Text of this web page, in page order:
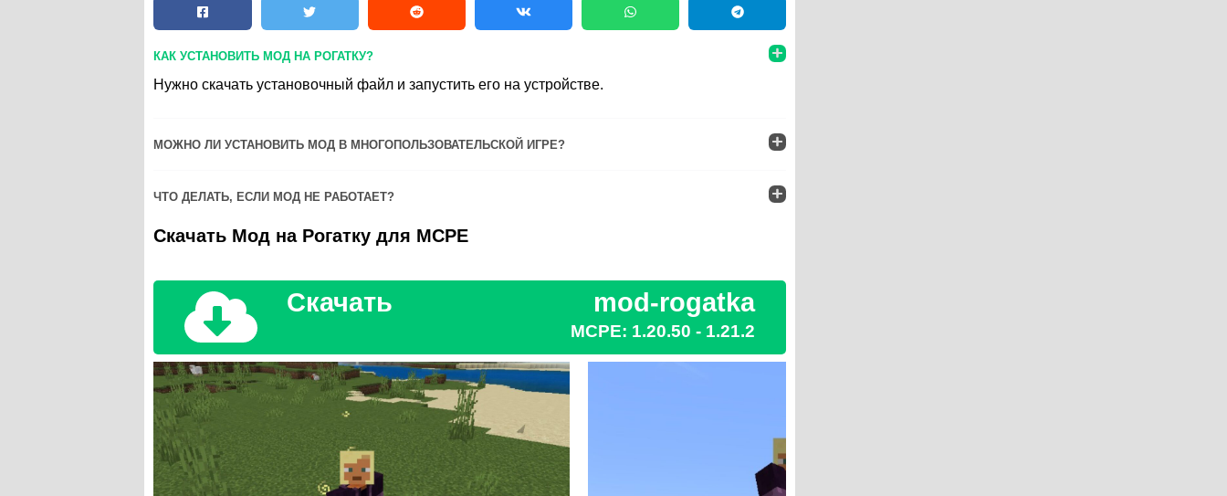
КАК УСТАНОВИТЬ МОД НА РОГАТКУ?
Нужно скачать установочный файл и запустить его на устройстве.
МОЖНО ЛИ УСТАНОВИТЬ МОД В МНОГОПОЛЬЗОВАТЕЛЬСКОЙ ИГРЕ?
ЧТО ДЕЛАТЬ, ЕСЛИ МОД НЕ РАБОТАЕТ?
Скачать Мод на Рогатку для MCPE
Скачать mod-rogatka
MCPE: 1.20.50 - 1.21.2